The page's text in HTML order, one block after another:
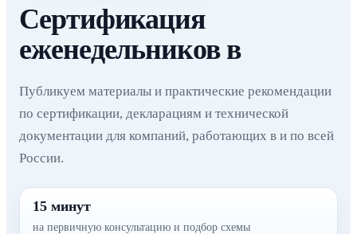
Сертификация
еженедельников в
Публикуем материалы и практические рекомендации
по сертификации, декларациям и технической
документации для компаний, работающих в и по всей
России.
15 минут
на первичную консультацию и подбор схемы